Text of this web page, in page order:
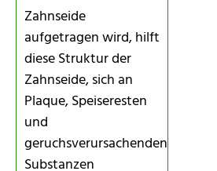
Zahnseide
aufgetragen wird, hilft
diese Struktur der
Zahnseide, sich an
Plaque, Speiseresten
und
geruchsverursachenden
Substanzen